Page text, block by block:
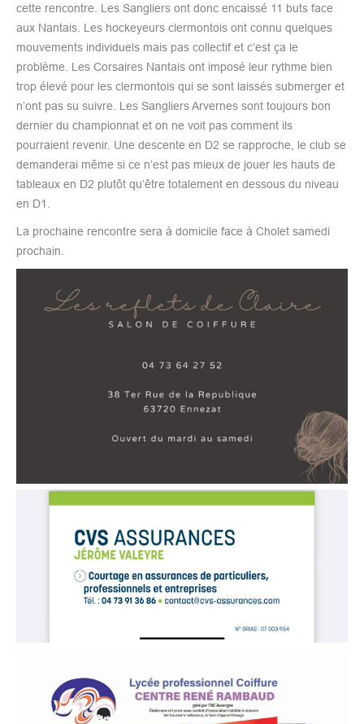
cette rencontre. Les Sangliers ont donc encaissé 11 buts face
aux Nantais. Les hockeyeurs clermontois ont connu quelques
mouvements individuels mais pas collectif et c’est ça le
problème. Les Corsaires Nantais ont imposé leur rythme bien
trop élevé pour les clermontois qui se sont laissés submerger et
n’ont pas su suivre. Les Sangliers Arvernes sont toujours bon
dernier du championnat et on ne voit pas comment ils
pourraient revenir. Une descente en D2 se rapproche, le club se
demanderai même si ce n’est pas mieux de jouer les hauts de
tableaux en D2 plutôt qu’être totalement en dessous du niveau
en D1.
La prochaine rencontre sera à domicile face à Cholet samedi
prochain.